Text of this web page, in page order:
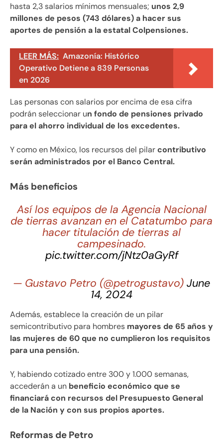
hasta 2,3 salarios mínimos mensuales; unos 2,9
millones de pesos (743 dólares) a hacer sus
aportes de pensión a la estatal Colpensiones.
LEER MÁS: Amazonía: Histórico
Operativo Detiene a 839 Personas
en 2026
Las personas con salarios por encima de esa cifra
podrán seleccionar un fondo de pensiones privado
para el ahorro individual de los excedentes.
Y como en México, los recursos del pilarcontributivo
serán administrados por el Banco Central.
Más beneficios
Así los equipos de la Agencia Nacional
de tierras avanzan en el Catatumbo para
hacer titulación de tierras al
campesinado.
pic.twitter.com/jNtz0aGyRf
— Gustavo Petro (@petrogustavo) June
14, 2024
Además, establece la creación de un pilar
semicontributivo para hombres mayores de 65 años y
las mujeres de 60 que no cumplieron los requisitos
para una pensión.
Y, habiendo cotizado entre 300 y 1.000 semanas,
accederán a un beneficio económico que se
financiará con recursos del Presupuesto General
de la Nación y con sus propios aportes.
Reformas de Petro